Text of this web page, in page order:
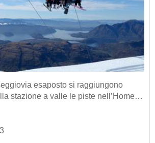
esaposto si raggiungono
stazione a valle le piste nell’Home…
3